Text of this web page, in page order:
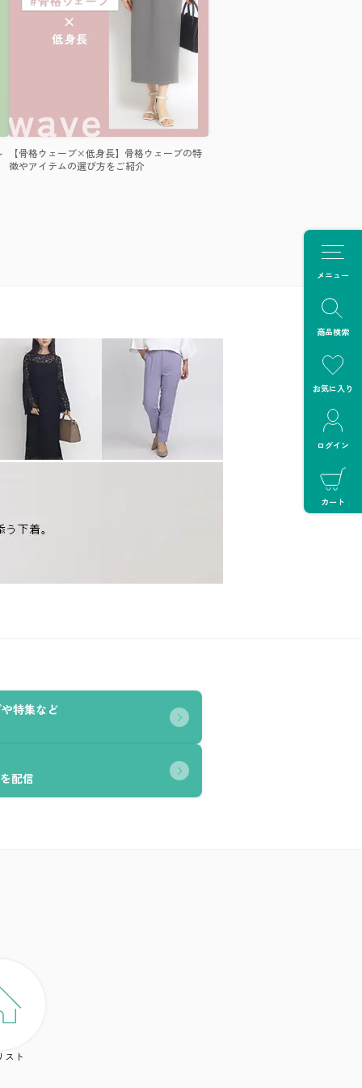
メニュー
商品検索
お気に入り
ログイン
カート
【骨格ウェーブ×低身長】骨格ウェーブの特
徴やアイテムの選び方をご紹介
特集など
配信
スト